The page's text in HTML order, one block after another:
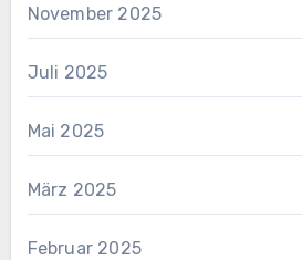
November 2025
Juli 2025
Mai 2025
März 2025
Februar 2025